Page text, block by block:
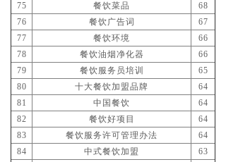
75
餐饮菜品
68
76
餐饮广告词
67
77
餐饮环境
66
78
餐饮油烟净化器
66
79
餐饮服务员培训
65
80
十大餐饮加盟品牌
64
81
中国餐饮
64
82
餐饮好项目
64
83
餐饮服务许可管理办法
64
84
中式餐饮加盟
63